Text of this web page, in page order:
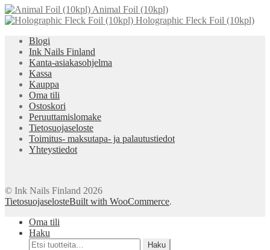
Animal Foil (10kpl)
Holographic Fleck Foil (10kpl)
Blogi
Ink Nails Finland
Kanta-asiakasohjelma
Kassa
Kauppa
Oma tili
Ostoskori
Peruuttamislomake
Tietosuojaseloste
Toimitus- maksutapa- ja palautustiedot
Yhteystiedot
© Ink Nails Finland 2026
TietosuojaselosteBuilt with WooCommerce.
Oma tili
Haku
Etsi:
Haku